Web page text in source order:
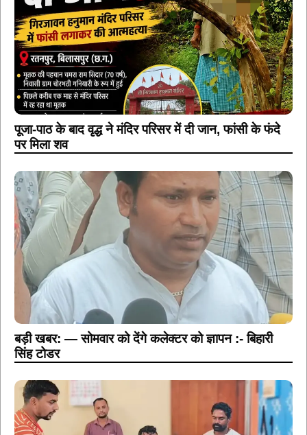
पूजा-पाठ के बाद वृद्ध ने मंदिर परिसर में दी जान, फांसी के फंदे
पर मिला शव
बड़ी खबर: — सोमवार को देंगे कलेक्टर को ज्ञापन :- बिहारी
सिंह टोडर